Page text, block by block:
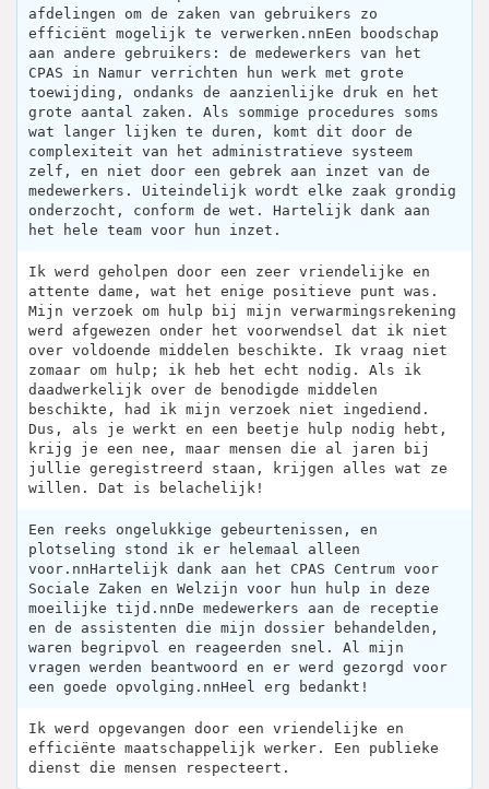
afdelingen om de zaken van gebruikers zo
efficiënt mogelijk te verwerken.nnEen boodschap
aan andere gebruikers: de medewerkers van het
CPAS in Namur verrichten hun werk met grote
toewijding, ondanks de aanzienlijke druk en het
grote aantal zaken. Als sommige procedures soms
wat langer lijken te duren, komt dit door de
complexiteit van het administratieve systeem
zelf, en niet door een gebrek aan inzet van de
medewerkers. Uiteindelijk wordt elke zaak grondig
onderzocht, conform de wet. Hartelijk dank aan
het hele team voor hun inzet.
Ik werd geholpen door een zeer vriendelijke en
attente dame, wat het enige positieve punt was.
Mijn verzoek om hulp bij mijn verwarmingsrekening
werd afgewezen onder het voorwendsel dat ik niet
over voldoende middelen beschikte. Ik vraag niet
zomaar om hulp; ik heb het echt nodig. Als ik
daadwerkelijk over de benodigde middelen
beschikte, had ik mijn verzoek niet ingediend.
Dus, als je werkt en een beetje hulp nodig hebt,
krijg je een nee, maar mensen die al jaren bij
jullie geregistreerd staan, krijgen alles wat ze
willen. Dat is belachelijk!
Een reeks ongelukkige gebeurtenissen, en
plotseling stond ik er helemaal alleen
voor.nnHartelijk dank aan het CPAS Centrum voor
Sociale Zaken en Welzijn voor hun hulp in deze
moeilijke tijd.nnDe medewerkers aan de receptie
en de assistenten die mijn dossier behandelden,
waren begripvol en reageerden snel. Al mijn
vragen werden beantwoord en er werd gezorgd voor
een goede opvolging.nnHeel erg bedankt!
Ik werd opgevangen door een vriendelijke en
efficiënte maatschappelijk werker. Een publieke
dienst die mensen respecteert.